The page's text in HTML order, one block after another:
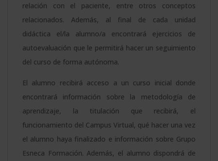
relación con el paciente, entre otros conceptos
relacionados. Además, al final de cada unidad
didáctica el/la alumno/a encontrará ejercicios de
autoevaluación que le permitirá hacer un seguimiento
del curso de forma autónoma.
El alumno recibirá acceso a un curso inicial donde
encontrará información sobre la metodología de
aprendizaje, la titulación que recibirá, el
funcionamiento del Campus Virtual, qué hacer una vez
el alumno haya finalizado e información sobre Grupo
Esneca Formación. Además, el alumno dispondrá de